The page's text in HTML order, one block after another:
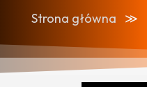
Strona główna